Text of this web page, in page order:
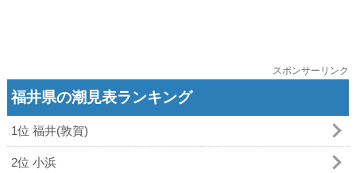
スポンサーリンク
福井県の潮見表ランキング
1位 福井(敦賀)
2位 小浜